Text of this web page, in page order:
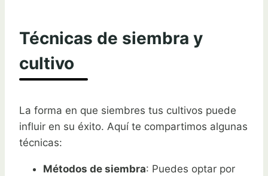
Técnicas de siembra y
cultivo
La forma en que siembres tus cultivos puede
influir en su éxito. Aquí te compartimos algunas
técnicas:
Métodos de siembra: Puedes optar por